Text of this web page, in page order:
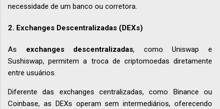
necessidade de um banco ou corretora.
2. Exchanges Descentralizadas (DEXs)
As exchanges descentralizadas, como Uniswap e
Sushiswap, permitem a troca de criptomoedas diretamente
entre usuários.
Diferente das exchanges centralizadas, como Binance ou
Coinbase, as DEXs operam sem intermediários, oferecendo